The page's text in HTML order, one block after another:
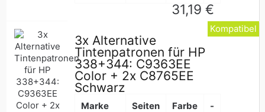
Normaler
Preis
31,19 €
3x Alternative
Tintenpatronen für HP
338+344: C9363EE
Color + 2x C8765EE
Schwarz
Marke Seiten Farbe -
Kompatibel